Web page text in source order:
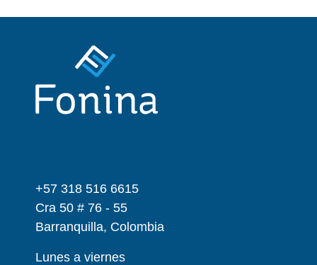
+57 318 516 6615
Cra 50 # 76 - 55
Barranquilla, Colombia
Lunes a viernes